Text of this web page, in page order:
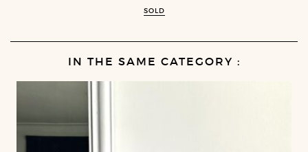
SOLD
IN THE SAME CATEGORY :